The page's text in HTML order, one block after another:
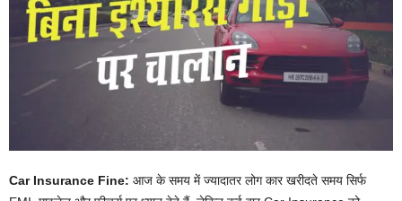
Car Insurance Fine: आज के समय में ज्यादातर लोग कार खरीदते समय सिर्फ